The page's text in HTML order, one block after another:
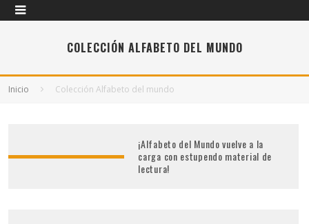
COLECCIÓN ALFABETO DEL MUNDO
Inicio Colección Alfabeto del mundo
¡Alfabeto del Mundo vuelve a la
carga con estupendo material de
lectura!